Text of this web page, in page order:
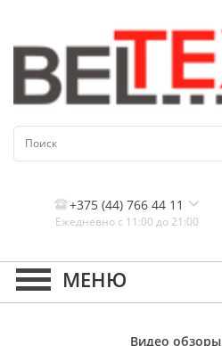
+375 (44) 766 44 11
Ежедневно с 11:00 до 21:00
Контакты, и схема проезда
Видео обзоры